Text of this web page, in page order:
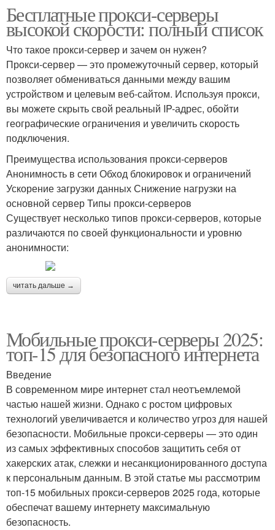
Бесплатные прокси-серверы
высокой скорости: полный список
Что такое прокси-сервер и зачем он нужен?
Прокси-сервер — это промежуточный сервер, который
позволяет обмениваться данными между вашим
устройством и целевым веб-сайтом. Используя прокси,
вы можете скрыть свой реальный IP-адрес, обойти
географические ограничения и увеличить скорость
подключения.
Преимущества использования прокси-серверов
Анонимность в сети Обход блокировок и ограничений
Ускорение загрузки данных Снижение нагрузки на
основной сервер Типы прокси-серверов
Существует несколько типов прокси-серверов, которые
различаются по своей функциональности и уровню
анонимности:
читать дальше →
Мобильные прокси-серверы 2025:
топ-15 для безопасного интернета
Введение
В современном мире интернет стал неотъемлемой
частью нашей жизни. Однако с ростом цифровых
технологий увеличивается и количество угроз для нашей
безопасности. Мобильные прокси-серверы — это один
из самых эффективных способов защитить себя от
хакерских атак, слежки и несанкционированного доступа
к персональным данным. В этой статье мы рассмотрим
топ-15 мобильных прокси-серверов 2025 года, которые
обеспечат вашему интернету максимальную
безопасность.